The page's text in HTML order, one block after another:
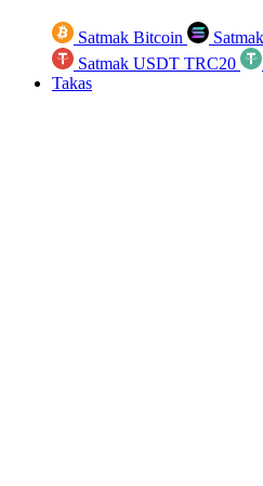
Satmak Bitcoin
Satmak USDT TRC20
Takas